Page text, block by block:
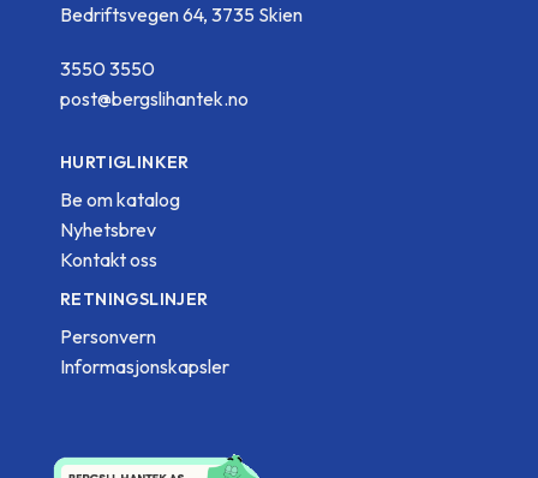
Bedriftsvegen 64, 3735 Skien
3550 3550
post@bergslihantek.no
HURTIGLINKER
Be om katalog
Nyhetsbrev
Kontakt oss
RETNINGSLINJER
Personvern
Informasjonskapsler